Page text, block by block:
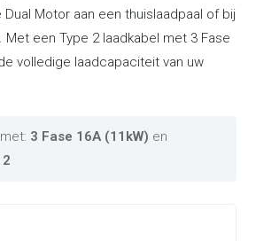
Dual Motor aan een thuislaadpaal of bij
Met een Type 2 laadkabel met 3 Fase
volledige laadcapaciteit van uw
3 Fase 16A (11kW) en